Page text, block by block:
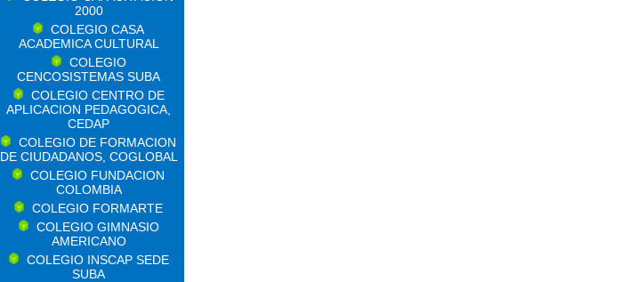
2000
COLEGIO CASA
ACADEMICA CULTURAL
COLEGIO
CENCOSISTEMAS SUBA
COLEGIO CENTRO DE
APLICACION PEDAGOGICA,
CEDAP
COLEGIO DE FORMACION
DE CIUDADANOS, COGLOBAL
COLEGIO FUNDACION
COLOMBIA
COLEGIO FORMARTE
COLEGIO GIMNASIO
AMERICANO
COLEGIO INSCAP SEDE
SUBA